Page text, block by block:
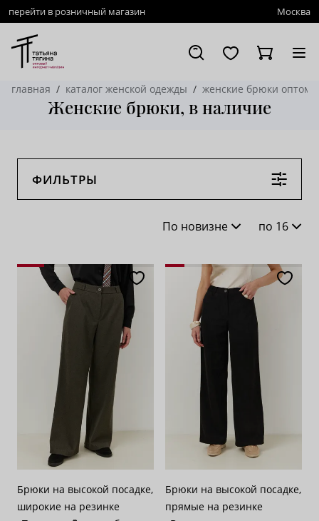
перейти в розничный магазин Москва
главная каталог женской одежды женские брюки оптом
Женские брюки, в наличие
ФИЛЬТРЫ
По новизне
По популярности
По возрастанию цены
По убыванию цены
по 16
28
Брюки на высокой посадке,
широкие на резинке
Брюки на высокой посадке,
прямые на резинке